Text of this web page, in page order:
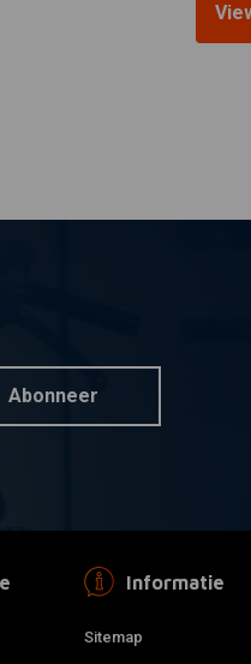
Abonneer
Informatie
Sitemap